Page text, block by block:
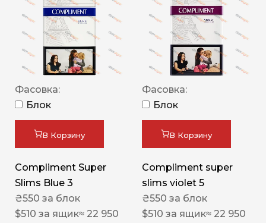
Фасовка:
Блок
В Корзину
Compliment Super
Slims Blue 3
₴550 за блок
$510 за ящик≈ 22 950
Фасовка:
Блок
В Корзину
Compliment super
slims violet 5
₴550 за блок
$510 за ящик≈ 22 950